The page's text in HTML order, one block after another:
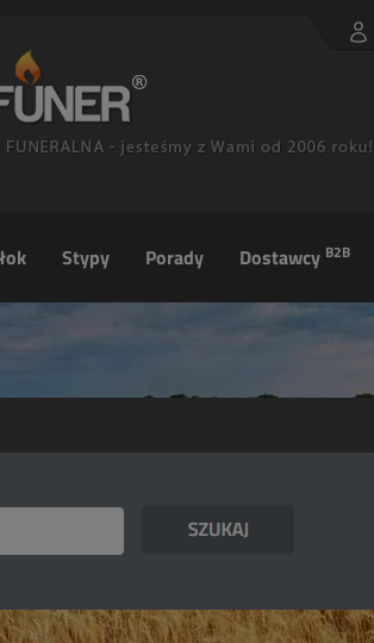
Stypy Porady Dostawcy B2B